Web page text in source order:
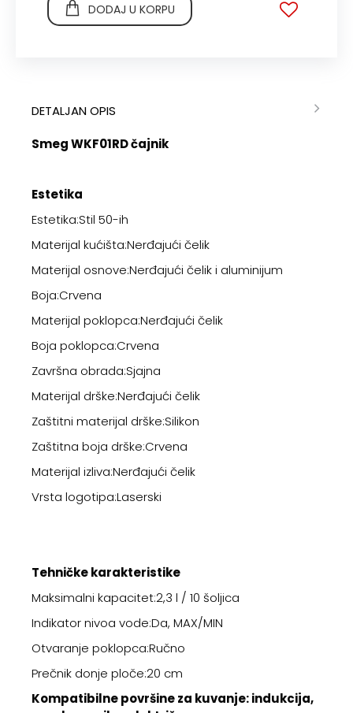
DODAJ U KORPU
DETALJAN OPIS
Smeg WKF01RD čajnik
Estetika
Estetika:Stil 50-ih
Materijal kućišta:Nerđajući čelik
Materijal osnove:Nerđajući čelik i aluminijum
Boja:Crvena
Materijal poklopca:Nerđajući čelik
Boja poklopca:Crvena
Završna obrada:Sjajna
Materijal drške:Nerđajući čelik
Zaštitni materijal drške:Silikon
Zaštitna boja drške:Crvena
Materijal izliva:Nerđajući čelik
Vrsta logotipa:Laserski
Tehničke karakteristike
Maksimalni kapacitet:2,3 l / 10 šoljica
Indikator nivoa vode:Da, MAX/MIN
Otvaranje poklopca:Ručno
Prečnik donje ploče:20 cm
Kompatibilne površine za kuvanje: indukcija,